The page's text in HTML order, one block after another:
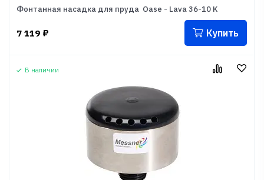
Фонтанная насадка для пруда Oase - Lava 36-10 K
7 119 ₽ Купить
В наличии